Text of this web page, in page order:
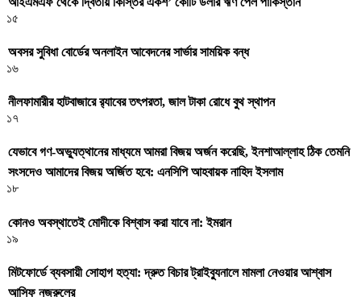
১৫
অবসর সুবিধা বোর্ডের অনলাইন আবেদনের সার্ভার সাময়িক বন্ধ
১৬
নীলফামারীর হাটবাজারে র‌্যাবের তৎপরতা, জাল টাকা রোধে বুথ স্থাপন
১৭
যেভাবে গণ-অভ্যুত্থানের মাধ্যমে আমরা বিজয় অর্জন করেছি, ইনশাআল্লাহ ঠিক তেমনি
সংসদেও আমাদের বিজয় অর্জিত হবে: এনসিপি আহবায়ক নাহিদ ইসলাম
১৮
কোনও অবস্থাতেই মোদীকে বিশ্বাস করা যাবে না: ইমরান
১৯
মিটফোর্ডে ব্যবসায়ী সোহাগ হত্যা: দ্রুত বিচার ট্রাইব্যুনালে মামলা নেওয়ার আশ্বাস
আসিফ নজরুলের